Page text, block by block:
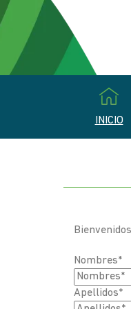
INICIO
Nombres*
Apellidos*